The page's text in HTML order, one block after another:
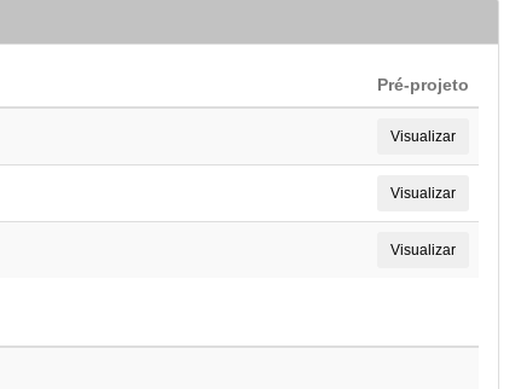
Pré-projeto
Visualizar
Visualizar
Visualizar